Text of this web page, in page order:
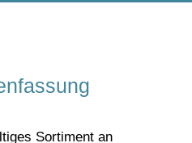
Sortiment an